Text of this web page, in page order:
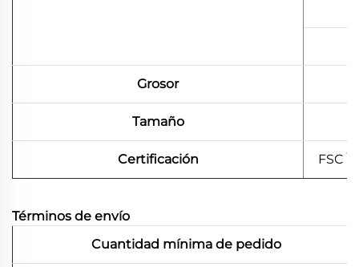
Grosor
Tamaño
Certificación FSC \
Términos de envío
Cuantidad mínima de pedido